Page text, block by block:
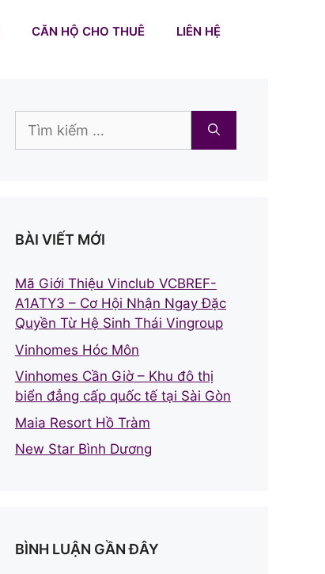
CĂN HỘ CHO THUÊ LIÊN HỆ
kiếm
BÀI VIẾT MỚI
Mã Giới Thiệu Vinclub VCBREF-
A1ATY3 – Cơ Hội Nhận Ngay Đặc
Quyền Từ Hệ Sinh Thái Vingroup
Vinhomes Hóc Môn
Vinhomes Cần Giờ – Khu đô thị
biển đẳng cấp quốc tế tại Sài Gòn
Maia Resort Hồ Tràm
New Star Bình Dương
BÌNH LUẬN GẦN ĐÂY